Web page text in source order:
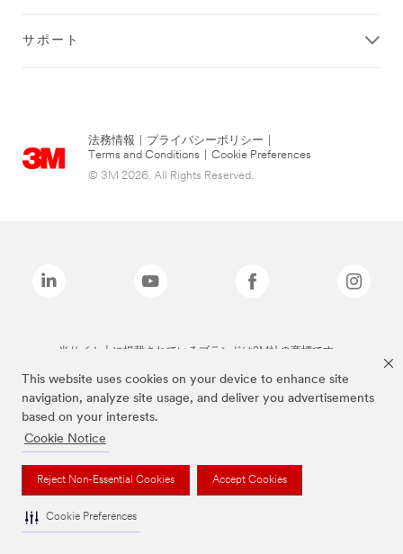
This website uses cookies on your device to enhance site
navigation, analyze site usage, and deliver you advertisements
based on your interests.
Cookie Notice
Reject Non-Essential Cookies Accept Cookies
Cookie Preferences
サポート
法務情報 プライバシーポリシー
Terms and Conditions
Cookie Preferences
© 3M 2026. All Rights Reserved.
当サイト上に掲載されているブランドは3M社の商標です。